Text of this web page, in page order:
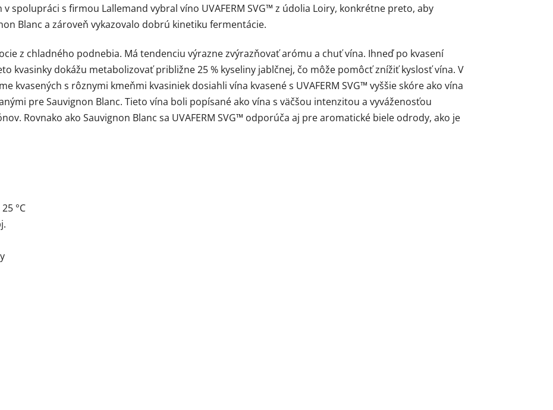
spolupráci s firmou Lallemand vybral víno UVAFERM SVG™ z údolia Loiry, konkrétne preto, aby
Blanc a zároveň vykazovalo dobrú kinetiku fermentácie.
z chladného podnebia. Má tendenciu výrazne zvýrazňovať arómu a chuť vína. Ihneď po kvasení
kvasinky dokážu metabolizovať približne 25 % kyseliny jablčnej, čo môže pomôcť znížiť kyslosť vína. V
kvasených s rôznymi kmeňmi kvasiniek dosiahli vína kvasené s UVAFERM SVG™ vyššie skóre ako vína
pre Sauvignon Blanc. Tieto vína boli popísané ako vína s väčšou intenzitou a vyváženosťou
Rovnako ako Sauvignon Blanc sa UVAFERM SVG™ odporúča aj pre aromatické biele odrody, ako je
°C